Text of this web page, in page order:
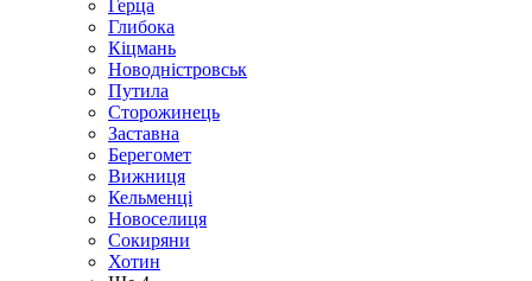
Герца
Глибока
Кіцмань
Новодністровськ
Путила
Сторожинець
Заставна
Берегомет
Вижниця
Кельменці
Новоселиця
Сокиряни
Хотин